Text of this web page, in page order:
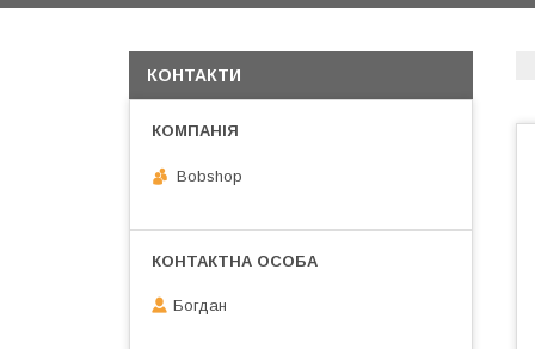
КОНТАКТИ
Bobshop
Богдан